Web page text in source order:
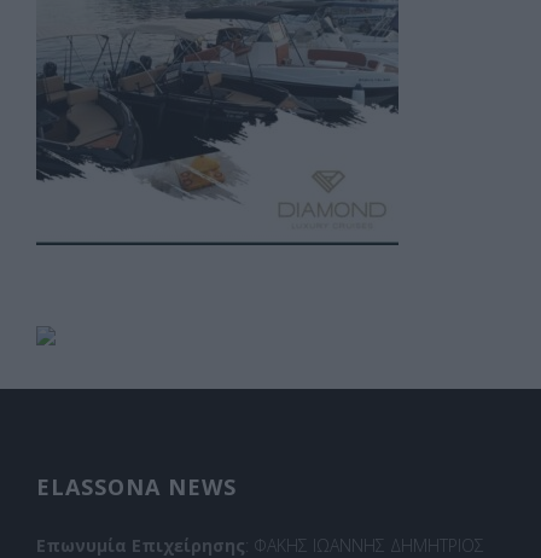
ELASSONA NEWS
Επωνυμία Επιχείρησης: ΦΑΚΗΣ ΙΩΑΝΝΗΣ ΔΗΜΗΤΡΙΟΣ